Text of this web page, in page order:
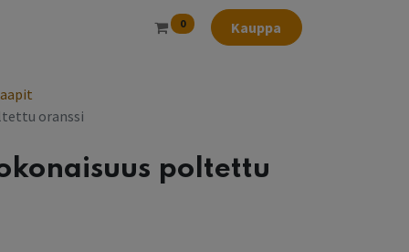
0 Kauppa
oranssi
poltettu